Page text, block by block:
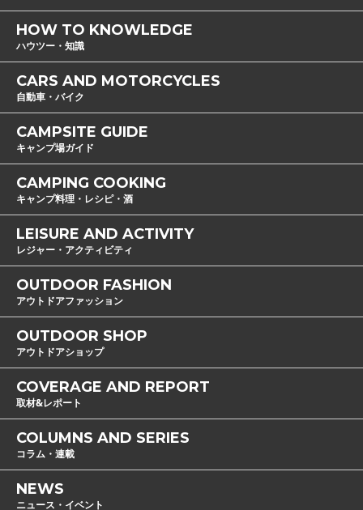
HOW TO KNOWLEDGE
ハウツー・知識
CARS AND MOTORCYCLES
自動車・バイク
CAMPSITE GUIDE
キャンプ場ガイド
CAMPING COOKING
キャンプ料理・レシピ・酒
LEISURE AND ACTIVITY
レジャー・アクティビティ
OUTDOOR FASHION
アウトドアファッション
OUTDOOR SHOP
アウトドアショップ
COVERAGE AND REPORT
取材&レポート
COLUMNS AND SERIES
コラム・連載
NEWS
ニュース・イベント